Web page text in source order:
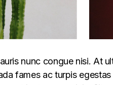
nunc congue nisi. At
fames ac turpis